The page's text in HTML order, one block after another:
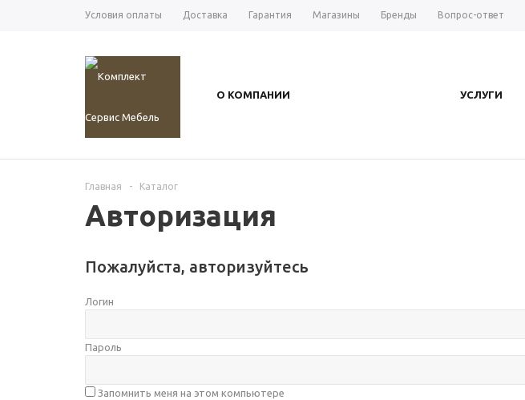
Условия оплаты Доставка Гарантия Магазины Бренды Вопрос-ответ
О КОМПАНИИ УСЛУГИ
Главная - Каталог
Авторизация
Пожалуйста, авторизуйтесь
Логин
Пароль
Запомнить меня на этом компьютере